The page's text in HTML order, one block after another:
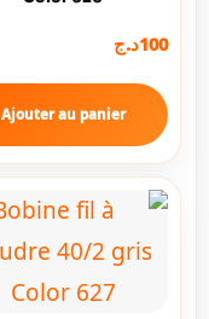
100د.ج
Ajouter au panier